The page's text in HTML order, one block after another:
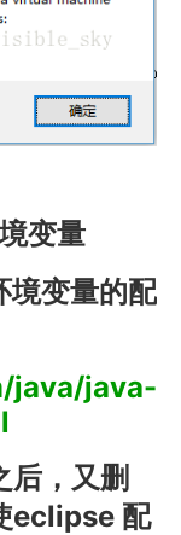
变量
境变量的配
java/java-
后，又删
eclipse 配